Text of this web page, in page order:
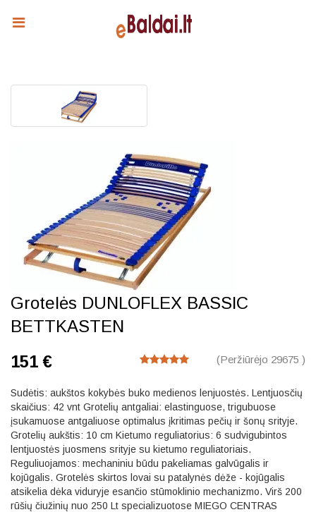
Grotelės DUNLOFLEX BASSIC
BETTKASTEN
(Peržiūrėjo 29675 )
151 €
Sudėtis: aukštos kokybės buko medienos lenjuostės. Lentjuosčių
skaičius: 42 vnt Grotelių antgaliai: elastinguose, trigubuose
įsukamuose antgaliuose optimalus įkritimas pečių ir šonų srityje.
Grotelių aukštis: 10 cm Kietumo reguliatorius: 6 sudvigubintos
lentjuostės juosmens srityje su kietumo reguliatoriais.
Reguliuojamos: mechaniniu būdu pakeliamas galvūgalis ir
kojūgalis. Grotelės skirtos lovai su patalynės dėže - kojūgalis
atsikelia dėka viduryje esančio stūmoklinio mechanizmo. Virš 200
rūšių čiužinių nuo 250 Lt specializuotose MIEGO CENTRAS